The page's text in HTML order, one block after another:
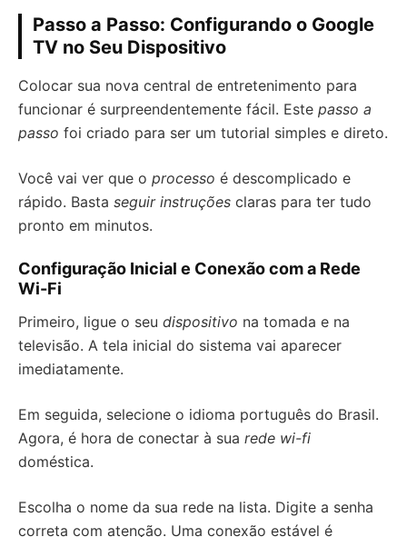
Passo a Passo: Configurando o Google
TV no Seu Dispositivo
Colocar sua nova central de entretenimento para
funcionar é surpreendentemente fácil. Este passo a
passo foi criado para ser um tutorial simples e direto.
Você vai ver que o processo é descomplicado e
rápido. Basta seguir instruções claras para ter tudo
pronto em minutos.
Configuração Inicial e Conexão com a Rede
Wi-Fi
Primeiro, ligue o seu dispositivo na tomada e na
televisão. A tela inicial do sistema vai aparecer
imediatamente.
Em seguida, selecione o idioma português do Brasil.
Agora, é hora de conectar à sua rede wi-fi
doméstica.
Escolha o nome da sua rede na lista. Digite a senha
correta com atenção. Uma conexão estável é